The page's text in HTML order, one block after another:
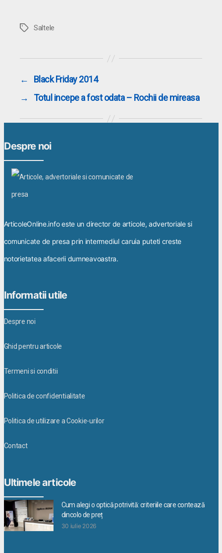
Etichete
Saltele
←
Black Friday 2014
→
Totul incepe a fost odata – Rochii de mireasa
Despre noi
ArticoleOnline.info este un director de articole, advertoriale si
comunicate de presa prin intermediul caruia puteti creste
notorietatea afacerii dumneavoastra.
Informatii utile
Despre noi
Ghid pentru articole
Termeni si conditii
Politica de confidentialitate
Politica de utilizare a Cookie-urilor
Contact
Ultimele articole
Cum alegi o optică potrivită: criteriile care contează
dincolo de preț
30 iulie 2026